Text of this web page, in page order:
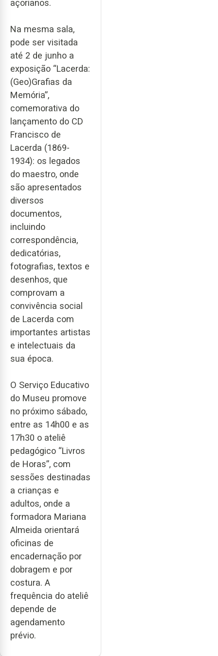
açorianos.
Na mesma sala,
pode ser visitada
até 2 de junho a
exposição “Lacerda:
(Geo)Grafias da
Memória”,
comemorativa do
lançamento do CD
Francisco de
Lacerda (1869-
1934): os legados
do maestro, onde
são apresentados
diversos
documentos,
incluindo
correspondência,
dedicatórias,
fotografias, textos e
desenhos, que
comprovam a
convivência social
de Lacerda com
importantes artistas
e intelectuais da
sua época.
O Serviço Educativo
do Museu promove
no próximo sábado,
entre as 14h00 e as
17h30 o ateliê
pedagógico “Livros
de Horas”, com
sessões destinadas
a crianças e
adultos, onde a
formadora Mariana
Almeida orientará
oficinas de
encadernação por
dobragem e por
costura. A
frequência do ateliê
depende de
agendamento
prévio.